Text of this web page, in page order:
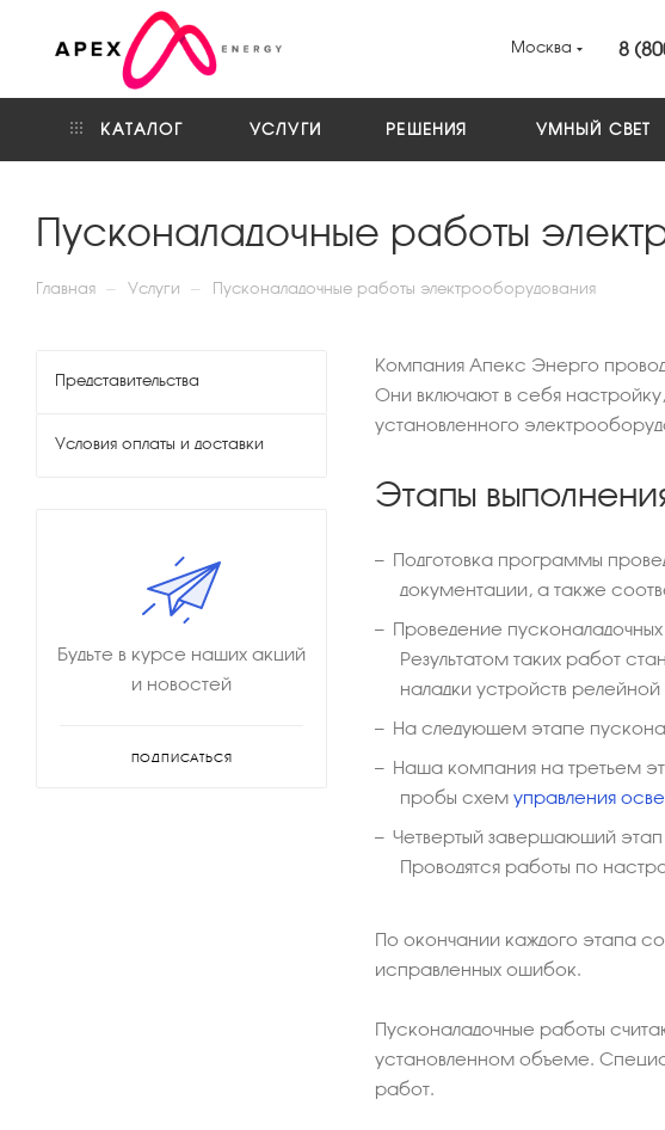
Москва 8
КАТАЛОГ УСЛУГИ РЕШЕНИЯ УМНЫЙ СВЕТ
Пусконаладочные работы
Главная — Услуги — Пусконаладочные работы электрооборудования
Компания Апекс Энерго
Они включают в себя
установленного
Этапы
Подготовка программы
документации, а также
Проведение
Результатом таких работ
наладки устройств
На следующем этапе
Наша компания на третьем
пробы схем управления
Четвертый завершающий
Проводятся работы по
По окончании каждого этапа
исправленных ошибок.
Пусконаладочные работы
установленном объеме.
работ.
Представительства
Условия оплаты и доставки
Будьте в курсе наших акций
и новостей
ПОДПИСАТЬСЯ